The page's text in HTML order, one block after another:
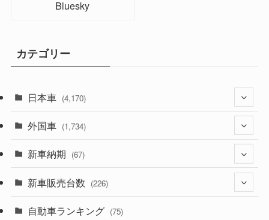
Bluesky
カテゴリー
日本車 (4,170)
(1,320)
(329)
外国車 (1,734)
(242)
新車納期 (67)
(28)
(8)
新車販売台数 (226)
(21)
自動車ランキング (75)